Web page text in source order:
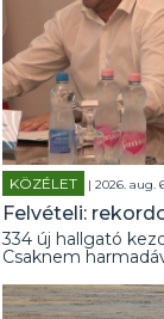
KÖZÉLET | 2026. aug.
Felvételi:
334 új hallgató
Csaknem